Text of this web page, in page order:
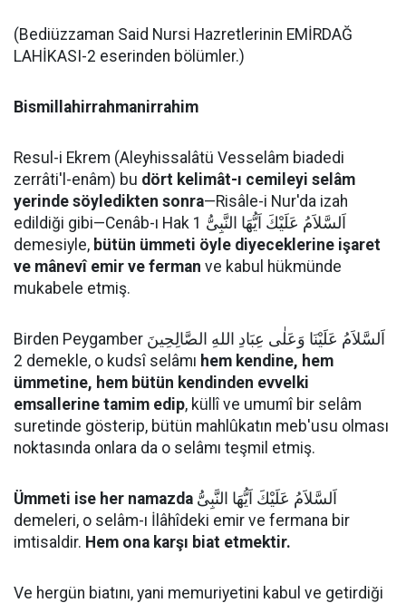
(Bediüzzaman Said Nursi Hazretlerinin EMİRDAĞ
LAHİKASI-2 eserinden bölümler.)
Bismillahirrahmanirrahim
Resul-i Ekrem (Aleyhissalâtü Vesselâm biadedi
zerrâti'l-enâm) bu dört kelimât-ı cemileyi selâm
yerinde söyledikten sonra—Risâle-i Nur'da izah
edildiği gibi—Cenâb-ı Hak اَلسَّلاَمُ عَلَيْكَ اَيُّهَا النَّبِىُّ 1
demesiyle, bütün ümmeti öyle diyeceklerine işaret
ve mânevî emir ve ferman ve kabul hükmünde
mukabele etmiş.
Birden Peygamber اَلسَّلاَمُ عَلَيْنَا وَعَلٰى عِبَادِ اللهِ الصَّالِحِينَ
2 demekle, o kudsî selâmı hem kendine, hem
ümmetine, hem bütün kendinden evvelki
emsallerine tamim edip, küllî ve umumî bir selâm
suretinde gösterip, bütün mahlûkatın meb'usu olması
noktasında onlara da o selâmı teşmil etmiş.
Ümmeti ise her namazda
demeleri, o selâm-ı İlâhîdeki emir ve fermana bir
imtisaldir. Hem ona karşı biat etmektir.
Ve hergün biatını, yani memuriyetini kabul ve getirdiği